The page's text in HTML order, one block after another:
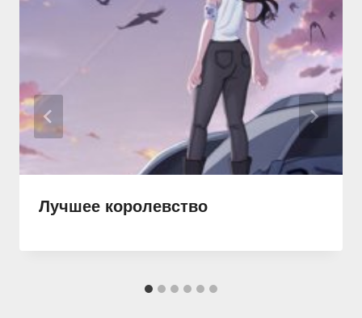
Лучшее королевство